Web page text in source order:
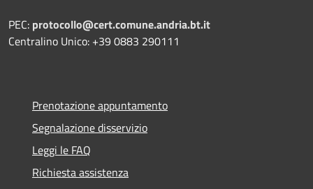
PEC: protocollo@cert.comune.andria.bt.it
Centralino Unico: +39 0883 290111
Prenotazione appuntamento
Segnalazione disservizio
Leggi le FAQ
Richiesta assistenza